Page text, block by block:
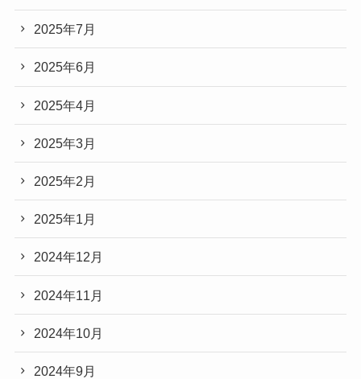
2025年7月
2025年6月
2025年4月
2025年3月
2025年2月
2025年1月
2024年12月
2024年11月
2024年10月
2024年9月